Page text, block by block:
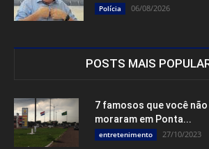
Polícia 06/08/2026
POSTS MAIS
7 famosos que você
moraram em Ponta...
entretenimento 27/10/2023